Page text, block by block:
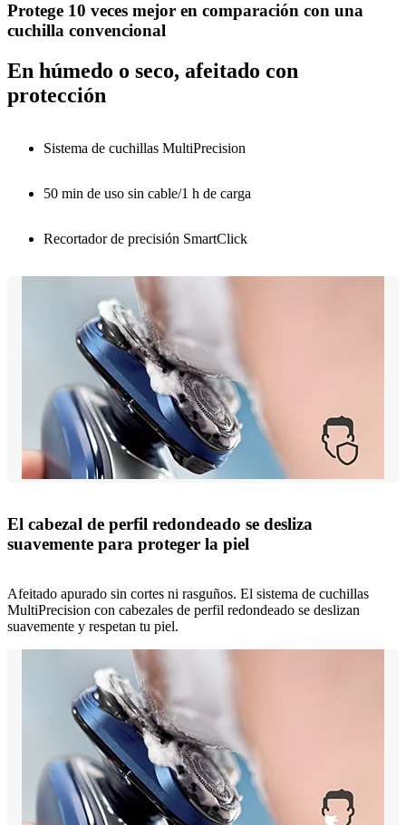
Protege 10 veces mejor en comparación con una
cuchilla convencional
En húmedo o seco, afeitado con
protección
Sistema de cuchillas MultiPrecision
50 min de uso sin cable/1 h de carga
Recortador de precisión SmartClick
El cabezal de perfil redondeado se desliza
suavemente para proteger la piel
Afeitado apurado sin cortes ni rasguños. El sistema de cuchillas
MultiPrecision con cabezales de perfil redondeado se deslizan
suavemente y respetan tu piel.